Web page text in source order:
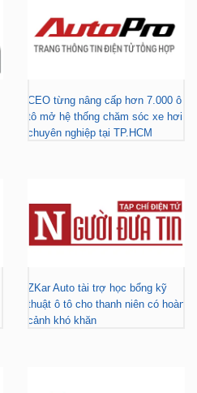
CEO từng nâng cấp hơn 7.000 ô
tô mở hệ thống chăm sóc xe hơi
chuyên nghiệp tại TP.HCM
ZKar Auto tài trợ học bổng kỹ
thuật ô tô cho thanh niên có hoàn
cảnh khó khăn